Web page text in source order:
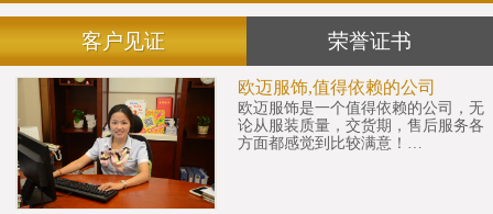
客户见证 荣誉证书
欧迈服饰,值得依赖的公司
欧迈服饰是一个值得依赖的公司，无
论从服装质量，交货期，售后服务各
方面都感觉到比较满意！…